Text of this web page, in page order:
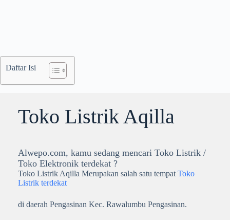
Daftar Isi
Toko Listrik Aqilla
Alwepo.com, kamu sedang mencari Toko Listrik /
Toko Elektronik terdekat ?
Toko Listrik Aqilla Merupakan salah satu tempat Toko
Listrik terdekat
di daerah Pengasinan Kec. Rawalumbu Pengasinan.